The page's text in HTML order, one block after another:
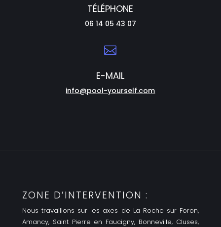
TÉLÉPHONE
06 14 05 43 07

E-MAIL
info@pool-yourself.com
ZONE D’INTERVENTION :
Nous travaillons sur les axes de La Roche sur Foron,
Amancy, Saint Pierre en Faucigny, Bonneville, Cluses,